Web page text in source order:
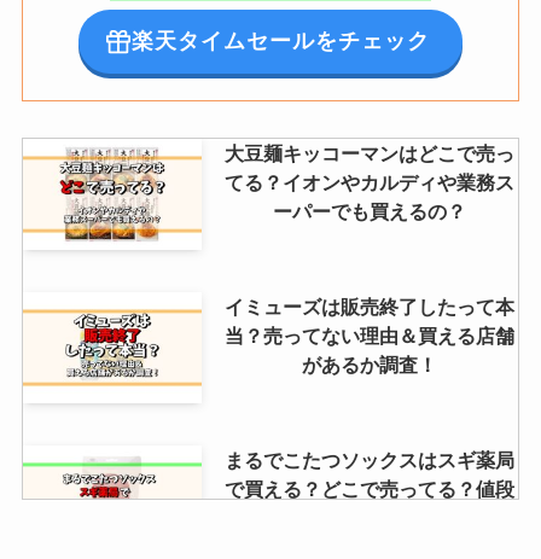
楽天タイムセールをチェック
大豆麺キッコーマンはどこで売っ
てる？イオンやカルディや業務ス
ーパーでも買えるの？
イミューズは販売終了したって本
当？売ってない理由＆買える店舗
があるか調査！
まるでこたつソックスはスギ薬局
で買える？どこで売ってる？値段